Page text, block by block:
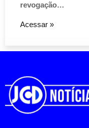
revogação…
Acessar »